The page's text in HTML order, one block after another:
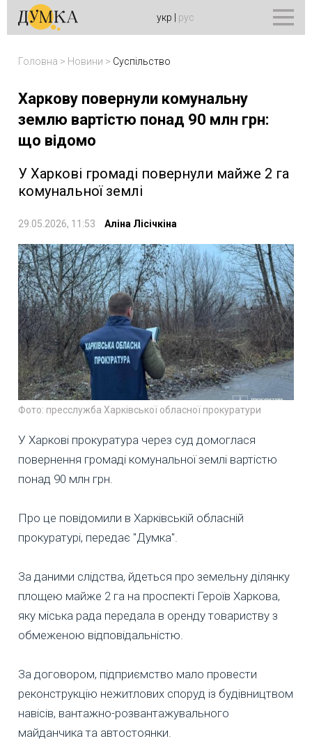
укр рус
Головна > Новини > Суспільство
Харкову повернули комунальну
землю вартістю понад 90 млн грн:
що відомо
У Харкові громаді повернули майже 2 га
комунальної землі
29.05.2026, 11:53 Аліна Лісічкіна
Фото: пресслужба Харківської обласної прокуратури
У Харкові прокуратура через суд домоглася
повернення громаді комунальної землі вартістю
понад 90 млн грн.
Про це повідомили в Харківській обласній
прокуратурі, передає "Думка".
За даними слідства, йдеться про земельну ділянку
площею майже 2 га на проспекті Героїв Харкова,
яку міська рада передала в оренду товариству з
обмеженою відповідальністю.
За договором, підприємство мало провести
реконструкцію нежитлових споруд із будівництвом
навісів, вантажно-розвантажувального
майданчика та автостоянки.